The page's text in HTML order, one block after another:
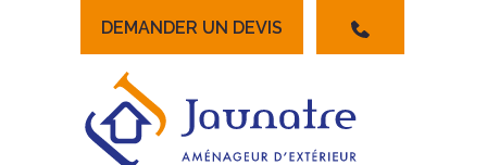
Lancer la rechercheDEMANDER UN DEVIS